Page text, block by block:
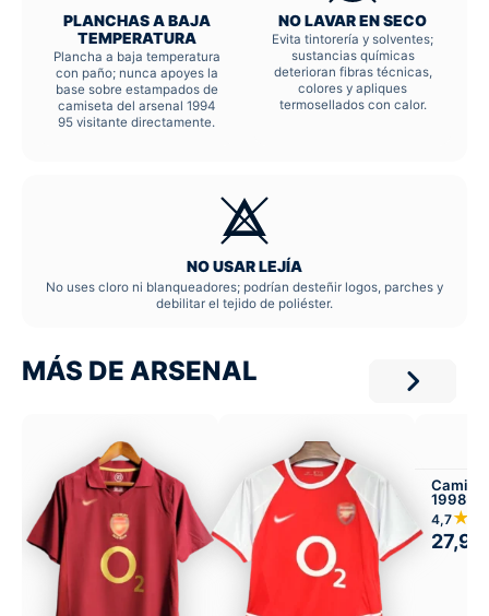
PLANCHAS A BAJA
TEMPERATURA
Plancha a baja temperatura
con paño; nunca apoyes la
base sobre estampados de
camiseta del arsenal 1994
95 visitante directamente.
NO LAVAR EN SECO
Evita tintorería y solventes;
sustancias químicas
deterioran fibras técnicas,
colores y apliques
termosellados con calor.
NO USAR LEJÍA
No uses cloro ni blanqueadores; podrían desteñir logos, parches y
debilitar el tejido de poliéster.
MÁS DE ARSENAL
1998-
4,7
27,99